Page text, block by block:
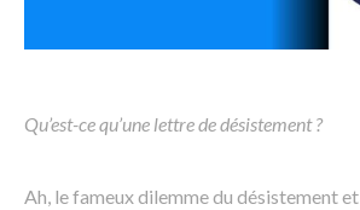
Qu’est-ce qu’une lettre de désistement ?
Ah, le fameux dilemme du désistement